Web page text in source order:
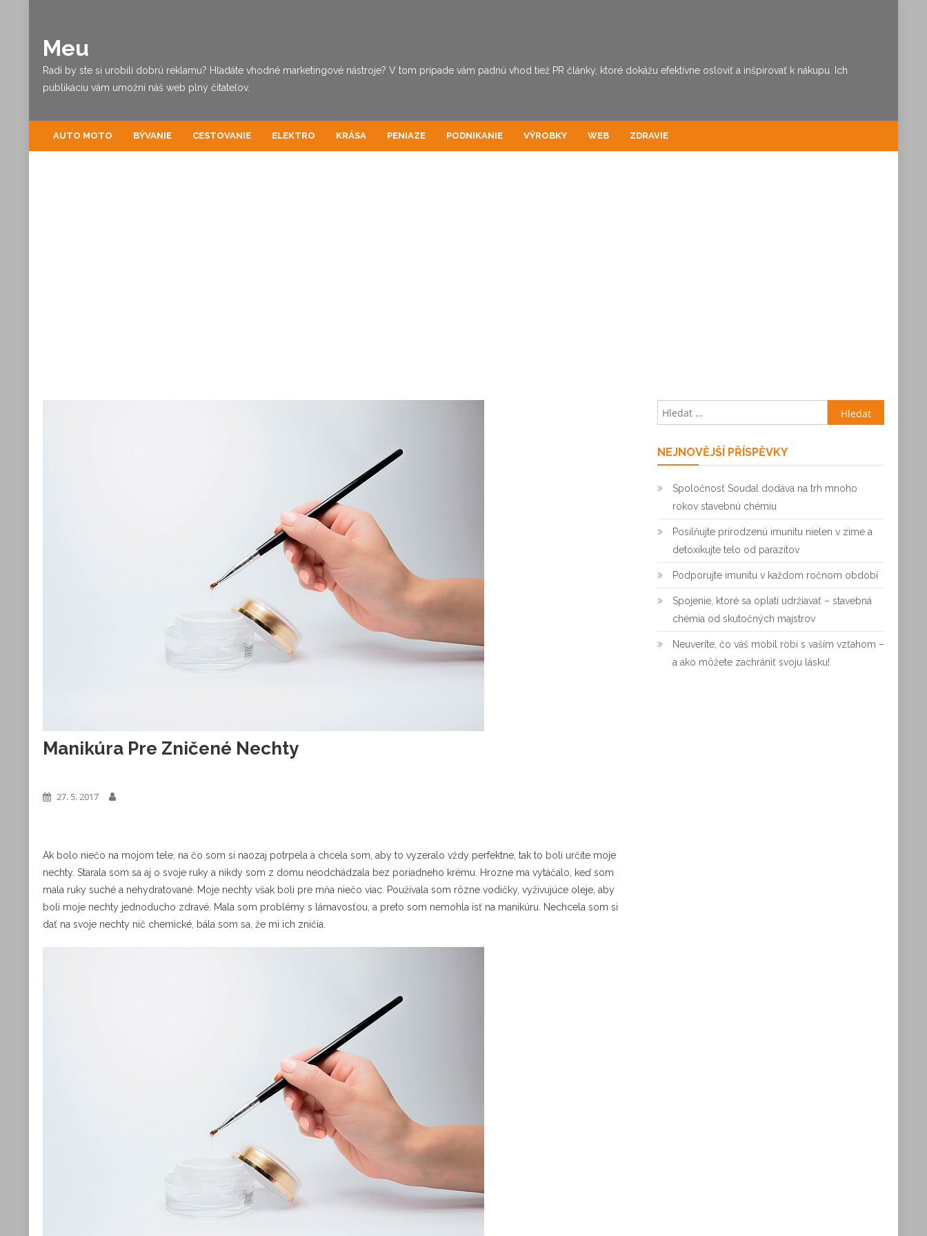
Meu
Radi by ste si urobili dobrú reklamu? Hľadáte vhodné marketingové nástroje? V tom prípade vám padnú vhod tiež PR články, ktoré dokážu efektívne osloviť a inšpirovať k nákupu. Ich
publikáciu vám umožní náš web plný čitateľov.
AUTO MOTO BÝVANIE CESTOVANIE ELEKTRO KRÁSA PENIAZE PODNIKANIE VÝROBKY WEB ZDRAVIE
Manikúra Pre Zničené Nechty
27. 5. 2017
Ak bolo niečo na mojom tele, na čo som si naozaj potrpela a chcela som, aby to vyzeralo vždy perfektne, tak to boli určite moje
nechty. Starala som sa aj o svoje ruky a nikdy som z domu neodchádzala bez poriadneho krému. Hrozne ma vytáčalo, keď som
mala ruky suché a nehydratované. Moje nechty však boli pre mňa niečo viac. Používala som rôzne vodičky, vyživujúce oleje, aby
boli moje nechty jednoducho zdravé. Mala som problémy s lámavosťou, a preto som nemohla ísť na manikúru. Nechcela som si
dať na svoje nechty nič chemické, bála som sa, že mi ich zničia.
Vyhledávání
NEJNOVĚJŠÍ PŘÍSPĚVKY
Spoločnosť Soudal dodáva na trh mnoho
rokov stavebnú chémiu
Posilňujte prirodzenú imunitu nielen v zime a
detoxikujte telo od parazitov
Podporujte imunitu v každom ročnom období
Spojenie, ktoré sa oplatí udržiavať – stavebná
chémia od skutočných majstrov
Neuveríte, čo váš mobil robí s vaším vzťahom –
a ako môžete zachrániť svoju lásku!